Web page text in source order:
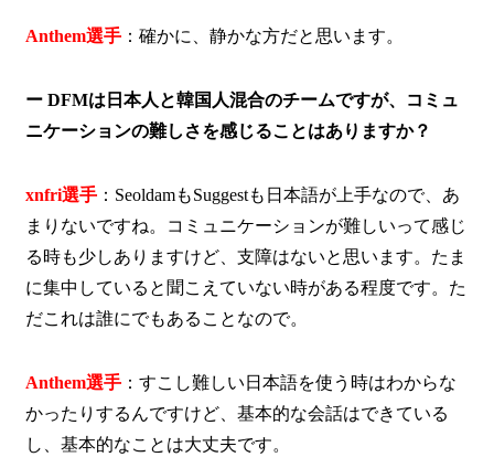
Anthem選手 ：確かに、静かな方だと思います。
ー DFMは日本人と韓国人混合のチームですが、コミュ
ニケーションの難しさを感じることはありますか？
xnfri選手 ：SeoldamもSuggestも日本語が上手なので、あ
まりないですね。コミュニケーションが難しいって感じ
る時も少しありますけど、支障はないと思います。たま
に集中していると聞こえていない時がある程度です。た
だこれは誰にでもあることなので。
Anthem選手 ：すこし難しい日本語を使う時はわからな
かったりするんですけど、基本的な会話はできている
し、基本的なことは大丈夫です。